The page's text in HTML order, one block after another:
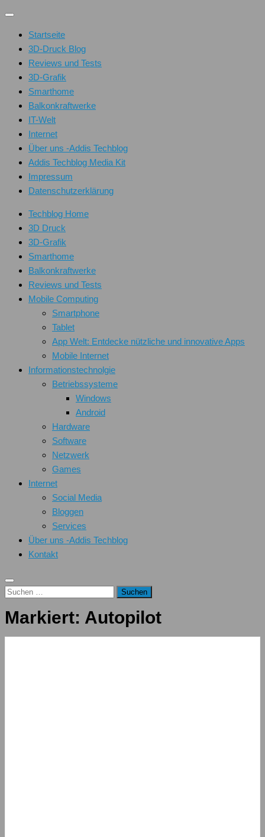
Unter
Inhalt
Startseite
3D-Druck Blog
Reviews und Tests
3D-Grafik
Smarthome
Balkonkraftwerke
IT-Welt
Internet
Über uns -Addis Techblog
Addis Techblog Media Kit
Impressum
Datenschutzerklärung
Techblog Home
3D Druck
3D-Grafik
Smarthome
Balkonkraftwerke
Reviews und Tests
Mobile Computing
Smartphone
Tablet
App Welt: Entdecke nützliche und innovative Apps
Mobile Internet
Informationstechnolgie
Betriebssysteme
Windows
Android
Hardware
Software
Netzwerk
Games
Internet
Social Media
Bloggen
Services
Über uns -Addis Techblog
Kontakt
Suchen
Markiert: Autopilot